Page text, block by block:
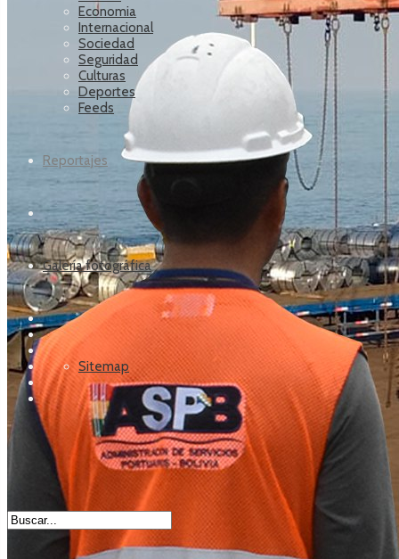
Economia
Internacional
Sociedad
Seguridad
Culturas
Deportes
Feeds
Reportajes
Galería fotográfica
Sitemap